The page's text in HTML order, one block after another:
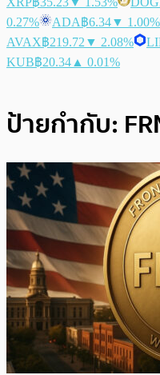
0.27%
ADA฿6.34▼ 1.00%
AVAX฿219.72 ▼ 2.08%
KUB฿20.34 ▲ 0.01%
ป้ายกำกับ: